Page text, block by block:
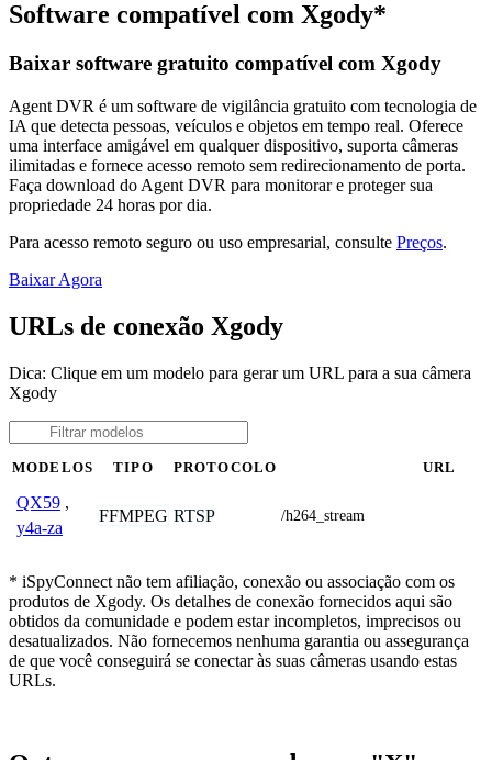
Software compatível com Xgody*
Baixar software gratuito compatível com Xgody
Agent DVR é um software de vigilância gratuito com tecnologia de
IA que detecta pessoas, veículos e objetos em tempo real. Oferece
uma interface amigável em qualquer dispositivo, suporta câmeras
ilimitadas e fornece acesso remoto sem redirecionamento de porta.
Faça download do Agent DVR para monitorar e proteger sua
propriedade 24 horas por dia.
Para acesso remoto seguro ou uso empresarial, consulte Preços.
Baixar Agora
URLs de conexão Xgody
Dica: Clique em um modelo para gerar um URL para a sua câmera
Xgody
MODELOS TIPO PROTOCOLO URL
QX59 ,
y4a-za
FFMPEG RTSP /h264_stream
* iSpyConnect não tem afiliação, conexão ou associação com os
produtos de Xgody. Os detalhes de conexão fornecidos aqui são
obtidos da comunidade e podem estar incompletos, imprecisos ou
desatualizados. Não fornecemos nenhuma garantia ou assegurança
de que você conseguirá se conectar às suas câmeras usando estas
URLs.